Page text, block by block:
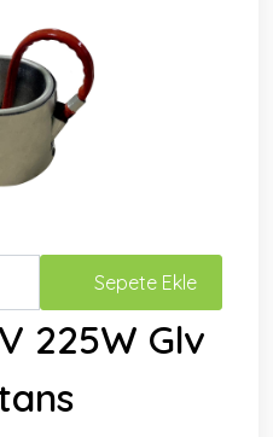
Sepete Ekle
225W Glv